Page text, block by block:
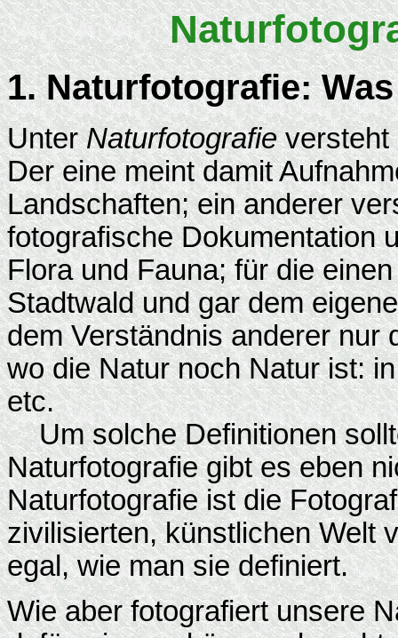
1. Naturfotografie:
UnterNaturfotografieversteht
Der eine meint damit
Landschaften; ein anderer
fotografische Dokumentation
Flora und Fauna; für die
Stadtwald und gar dem
dem Verständnis anderer nur
wo die Natur noch Natur ist:
etc.
Um solche Definitionen
Naturfotografie gibt es eben
Naturfotografie ist die
zivilisierten, künstlichen Welt
egal, wie man sie definiert.
Wie aber fotografiert unsere